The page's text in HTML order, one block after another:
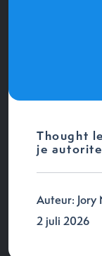
Thought
je
Auteur: Jory
2 juli 2026